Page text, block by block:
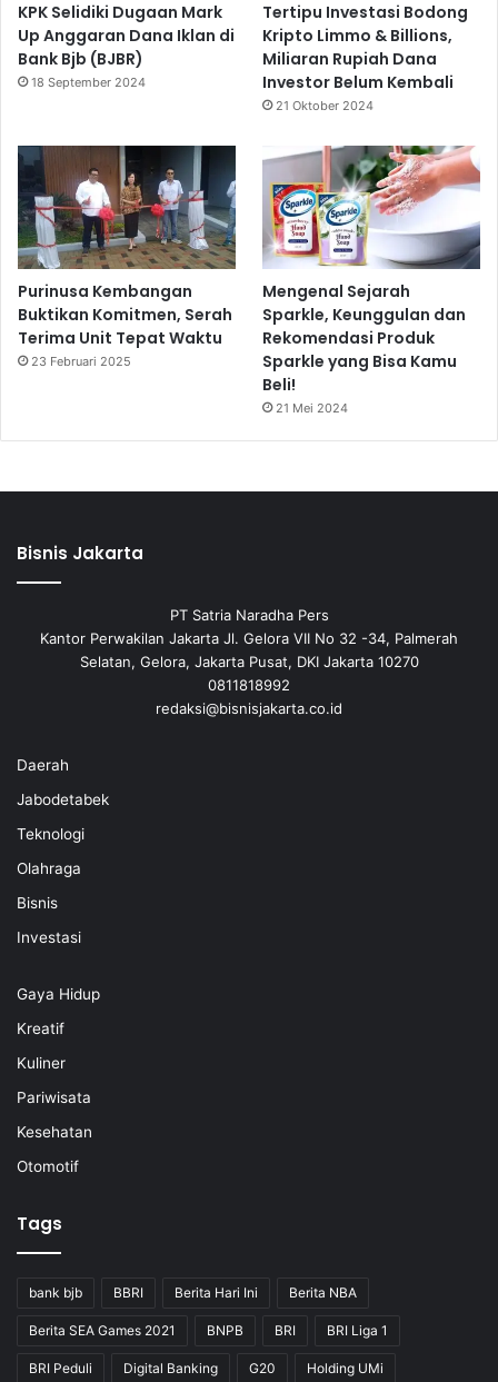
KPK Selidiki Dugaan Mark
Up Anggaran Dana Iklan di
Bank Bjb (BJBR)
18 September 2024
Tertipu Investasi Bodong
Kripto Limmo & Billions,
Miliaran Rupiah Dana
Investor Belum Kembali
21 Oktober 2024
Purinusa Kembangan
Buktikan Komitmen, Serah
Terima Unit Tepat Waktu
23 Februari 2025
Mengenal Sejarah
Sparkle, Keunggulan dan
Rekomendasi Produk
Sparkle yang Bisa Kamu
Beli!
21 Mei 2024
Bisnis Jakarta
PT Satria Naradha Pers
Kantor Perwakilan Jakarta Jl. Gelora VII No 32 -34, Palmerah
Selatan, Gelora, Jakarta Pusat, DKI Jakarta 10270
0811818992
redaksi@bisnisjakarta.co.id
Daerah
Jabodetabek
Teknologi
Olahraga
Bisnis
Investasi
Gaya Hidup
Kreatif
Kuliner
Pariwisata
Kesehatan
Otomotif
Tags
bank bjb BBRI Berita Hari Ini Berita NBA
Berita SEA Games 2021 BNPB BRI BRI Liga 1
BRI Peduli Digital Banking G20 Holding UMi